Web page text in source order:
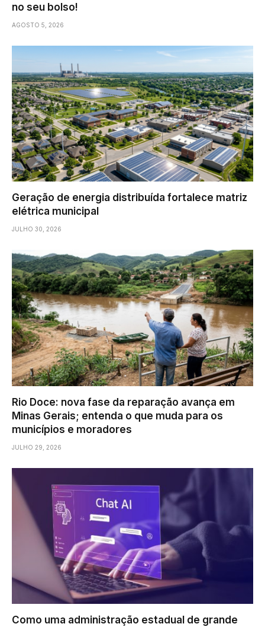
no seu bolso!
AGOSTO 5, 2026
Geração de energia distribuída fortalece matriz
elétrica municipal
JULHO 30, 2026
Rio Doce: nova fase da reparação avança em
Minas Gerais; entenda o que muda para os
municípios e moradores
JULHO 29, 2026
Como uma administração estadual de grande